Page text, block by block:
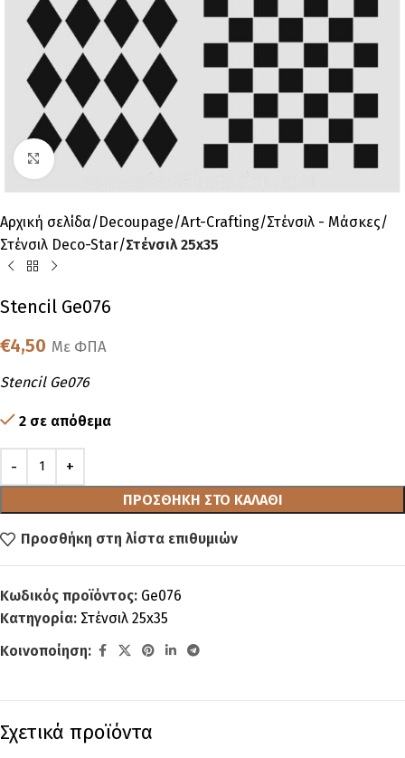
Click to enlarge
Αρχική σελίδα Decoupage Art-Crafting Στένσιλ - Μάσκες
Στένσιλ Deco-Star Στένσιλ 25x35
Stencil Ge076
€4,50 Με ΦΠΑ
Stencil Ge076
2 σε απόθεμα
ΠΡΟΣΘΉΚΗ ΣΤΟ ΚΑΛΆΘΙ
Προσθήκη στη λίστα επιθυμιών
Κωδικός προϊόντος: Ge076
Κατηγορία: Στένσιλ 25x35
Κοινοποίηση:
Σχετικά προϊόντα